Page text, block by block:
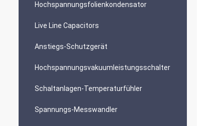
Hochspannungsfolienkondensator
Live Line Capacitors
Anstiegs-Schutzgerät
Hochspannungsvakuumleistungsschalter
Schaltanlagen-Temperaturfühler
Spannungs-Messwandler